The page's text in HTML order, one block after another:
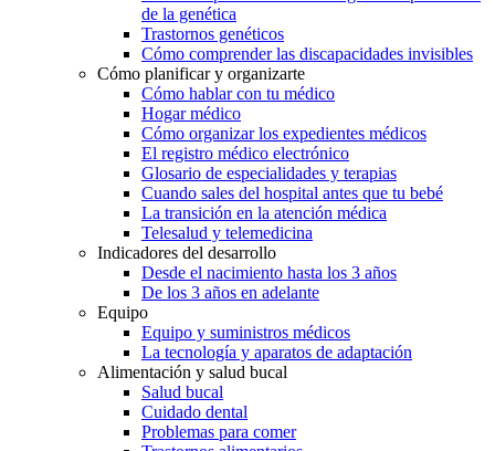
de la genética
Trastornos genéticos
Cómo comprender las discapacidades invisibles
Cómo planificar y organizarte
Cómo hablar con tu médico
Hogar médico
Cómo organizar los expedientes médicos
El registro médico electrónico
Glosario de especialidades y terapias
Cuando sales del hospital antes que tu bebé
La transición en la atención médica
Telesalud y telemedicina
Indicadores del desarrollo
Desde el nacimiento hasta los 3 años
De los 3 años en adelante
Equipo
Equipo y suministros médicos
La tecnología y aparatos de adaptación
Alimentación y salud bucal
Salud bucal
Cuidado dental
Problemas para comer